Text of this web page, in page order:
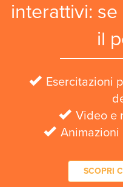
interattivi:
il
Esercitazioni
Video e
Animazioni
SCOPRI